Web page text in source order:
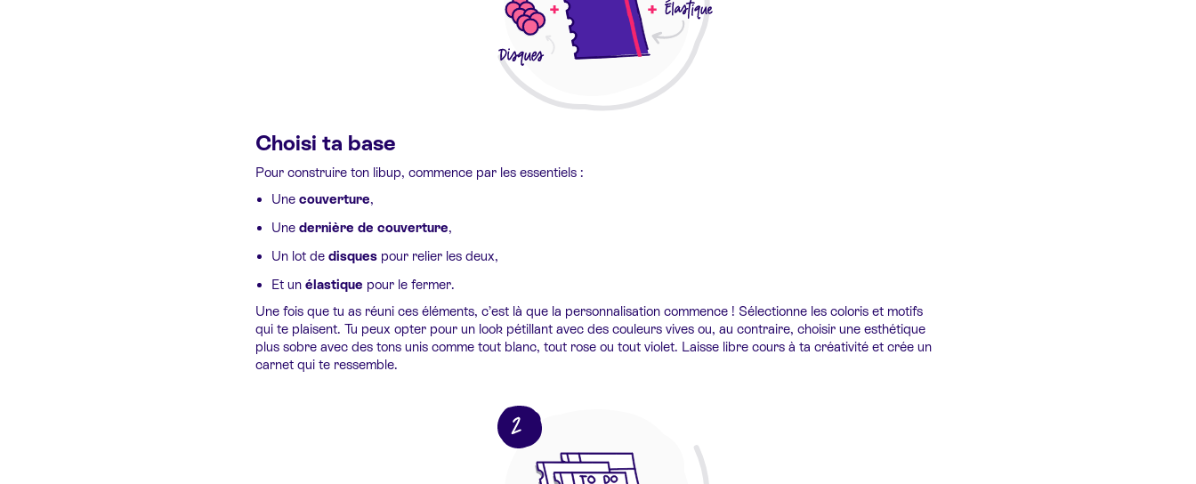
Choisi ta base
Pour construire ton libup, commence par les essentiels :
Une couverture,
Une dernière de couverture,
Un lot de disques pour relier les deux,
Et un élastique pour le fermer.
Une fois que tu as réuni ces éléments, c’est là que la personnalisation commence ! Sélectionne les coloris et motifs
qui te plaisent. Tu peux opter pour un look pétillant avec des couleurs vives ou, au contraire, choisir une esthétique
plus sobre avec des tons unis comme tout blanc, tout rose ou tout violet. Laisse libre cours à ta créativité et crée un
carnet qui te ressemble.